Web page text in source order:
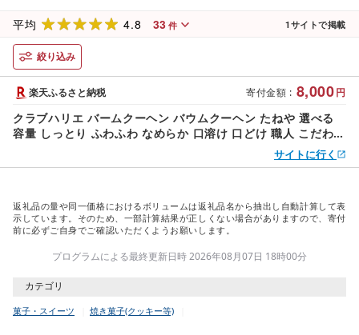
贈答 手土産 お土産 ご褒美 お歳暮 お中元 滋賀 愛荘
平均 4.8 33 件 1サイトで掲載
絞り込み
寄付金額 : 8,000円
楽天ふるさと納税
クラブハリエ バームクーヘン バウムクーヘン たねや 選べる
容量 しっとり ふわふわ なめらか 口溶け 口どけ 職人 こだわり
焼き菓子 スイーツ 洋菓子 デザート おやつ ギフト 贈答 手土産
お土産 ご褒美 お歳暮 お中元 滋賀 愛荘
サイトに行く
返礼品の量や同一価格におけるボリュームは返礼品名から抽出し自動計算して表
示しています。そのため、一部計算結果が正しくない場合がありますので、寄付
前に必ずご自身でご確認いただくようお願いします。
プログラムによる最終更新日時 2026年08月07日 18時00分
カテゴリ
菓子・スイーツ 焼き菓子(クッキー等)